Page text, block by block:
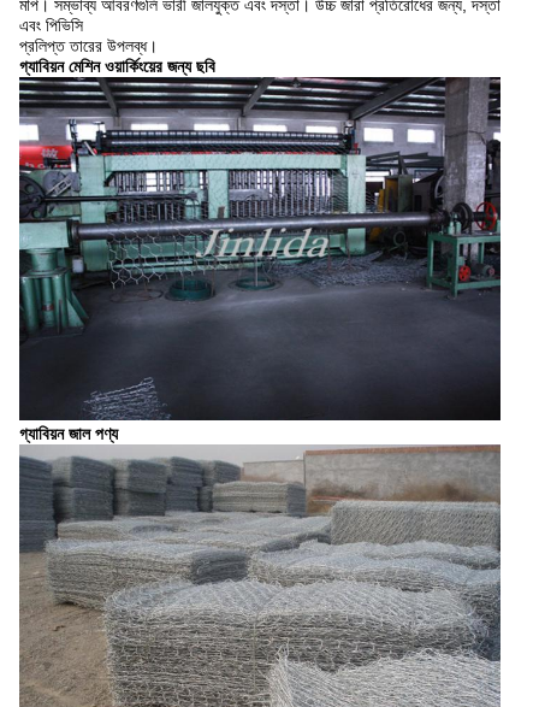
মাপ। সম্ভাব্য আবরণগুলি ভারী জালযুক্ত এবং দস্তা। উচ্চ জারা প্রতিরোধের জন্য, দস্তা
এবং পিভিসি
প্রলিপ্ত তারের উপলব্ধ।
গ্যাবিয়ন মেশিন ওয়ার্কিংয়ের জন্য ছবি
গ্যাবিয়ন জাল পণ্য